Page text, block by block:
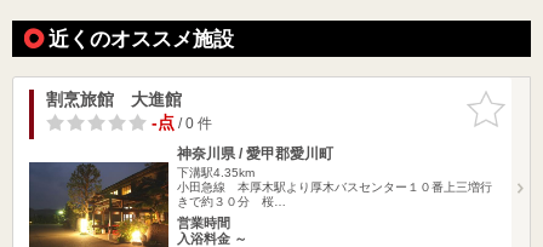
近くのオススメ施設
お気に入
りに追加
割烹旅館 大進館
-点/ 0 件
神奈川県 / 愛甲郡愛川町
下溝駅4.35km
小田急線 本厚木駅より厚木バスセンター１０番上三増行
きで約３０分 桜…
営業時間
入浴料金 ～